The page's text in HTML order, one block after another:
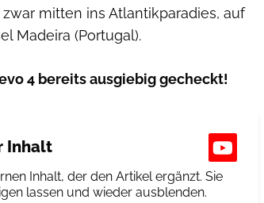
mitten ins Atlantikparadies, auf
Madeira (Portugal).
4 bereits ausgiebig gecheckt!
Inhalt
Inhalt, der den Artikel ergänzt. Sie
lassen und wieder ausblenden.